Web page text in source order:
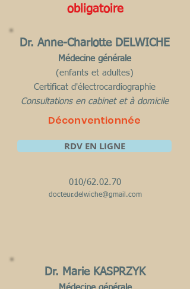
obligatoire
Dr. Anne-Charlotte DELWICHE
Médecine générale
(enfants et adultes)
Certificat d'électrocardiographie
Consultations en cabinet et à domicile
Déconventionnée
RDV EN LIGNE
010/62.02.70
docteur.delwiche@gmail .com
Dr. Marie KASPRZYK